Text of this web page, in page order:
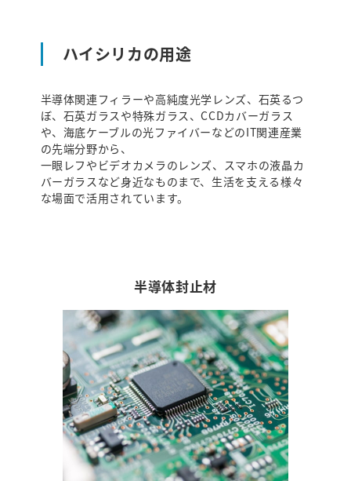
ハイシリカの用途
半導体関連フィラーや高純度光学レンズ、石英るつ
ぼ、石英ガラスや特殊ガラス、CCDカバーガラス
や、海底ケーブルの光ファイバーなどのIT関連産業
の先端分野から、
一眼レフやビデオカメラのレンズ、スマホの液晶カ
バーガラスなど身近なものまで、生活を支える様々
な場面で活用されています。
半導体封止材